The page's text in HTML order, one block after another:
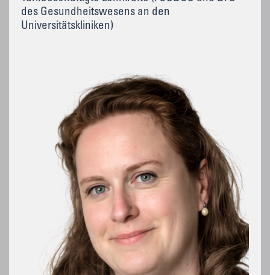
des Gesundheitswesens an den
Universitätskliniken)